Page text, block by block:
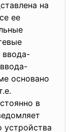
на
ее
ввода-
основано
в
устройства